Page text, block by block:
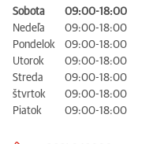
Sobota
09:00-18:00
Nedeľa
09:00-18:00
Pondelok
09:00-18:00
Utorok
09:00-18:00
Streda
09:00-18:00
štvrtok
09:00-18:00
Piatok
09:00-18:00